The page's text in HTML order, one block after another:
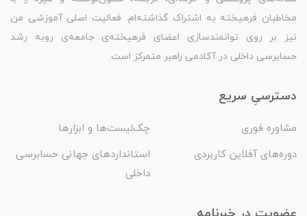
مخاطبان فرهیخته به اشتراک گذاشته‌ام. فعالیت اصلی آموزشی من
نیز بر روی توانمندسازی اعضای فرهیخته‌ی جامعه‌ی روبه رشد
حسابرسی داخلی در آکادمی راهبر متمرکز است.
دسترسیِ سریع
مشاوره فوری
چک‌لیست‌ها و ابزارها
دوره‌های آفلاین کاربردی
استانداردهای جهانی حسابرسی
داخلی